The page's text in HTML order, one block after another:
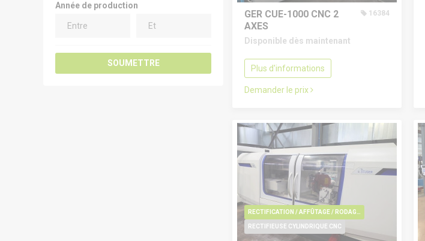
Année de production
SOUMETTRE
GER CUE-1000 CNC 2
AXES
16384
Disponible dès maintenant
Plus d'informations
Demander le prix
RECTIFIEUSE CYLINDRIQUE CNC